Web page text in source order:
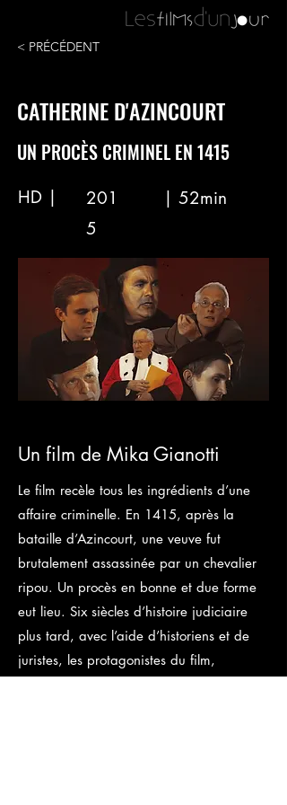
< PRÉCÉDENT
CATHERINE D'AZINCOURT
UN PROCÈS CRIMINEL EN 1415
HD |
201
5
| 52min
Un film de Mika Gianotti
Le film recèle tous les ingrédients d’une
affaire criminelle. En 1415, après la
bataille d’Azincourt, une veuve fut
brutalement assassinée par un chevalier
ripou. Un procès en bonne et due forme
eut lieu. Six siècles d’histoire judiciaire
plus tard, avec l’aide d’historiens et de
juristes, les protagonistes du film,